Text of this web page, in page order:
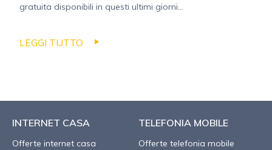
gratuita disponibili in questi ultimi giorni...
LEGGI TUTTO
INTERNET CASA
Offerte internet casa
TELEFONIA MOBILE
Offerte telefonia mobile